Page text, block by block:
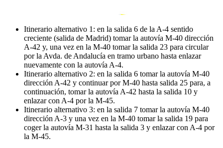
Itinerario alternativo 1: en la salida 6 de la A-4 sentido
creciente (salida de Madrid) tomar la autovía M-40 dirección
A-42 y, una vez en la M-40 tomar la salida 23 para circular
por la Avda. de Andalucía en tramo urbano hasta enlazar
nuevamente con la autovía A-4.
Itinerario alternativo 2: en la salida 6 tomar la autovía M-40
dirección A-42 y continuar por M-40 hasta salida 25 para, a
continuación, tomar la autovía A-42 hasta la salida 10 y
enlazar con A-4 por la M-45.
Itinerario alternativo 3: en la salida 7 tomar la autovía M-40
dirección A-3 y una vez en la M-40 tomar la salida 19 para
coger la autovía M-31 hasta la salida 3 y enlazar con A-4 por
la M-45.